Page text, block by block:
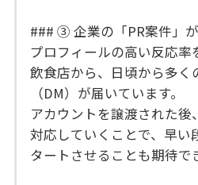
### ③ 企業の「PR案件」
プロフィールの高い反応率
飲食店から、日頃から多く
（DM）が届いています。
アカウントを譲渡された後
対応していくことで、早い
タートさせることも期待で